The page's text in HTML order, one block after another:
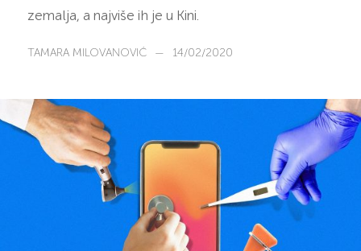
zemalja, a najviše ih je u Kini.
TAMARA MILOVANOVIĆ — 14/02/2020